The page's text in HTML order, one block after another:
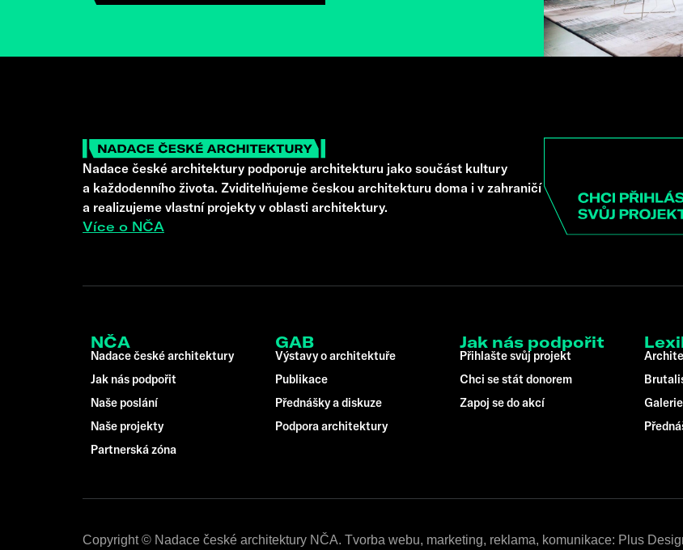
Nadace české architektury podporuje architekturu jako součást kultury
a každodenního života. Zviditelňujeme českou architekturu doma i v zahraničí
a realizujeme vlastní projekty v oblasti architektury.
Více o NČA
NČA
Nadace české architektury
Jak nás podpořit
Naše poslání
Naše projekty
Partnerská zóna
GAB
Výstavy o architektuře
Publikace
Přednášky a diskuze
Podpora architektury
Jak nás podpořit
Přihlašte svůj projekt
Chci se stát donorem
Zapoj se do akcí
Galerie
Copyright © Nadace české architektury NČA. Tvorba webu, marketing, reklama, komunikace: Plus